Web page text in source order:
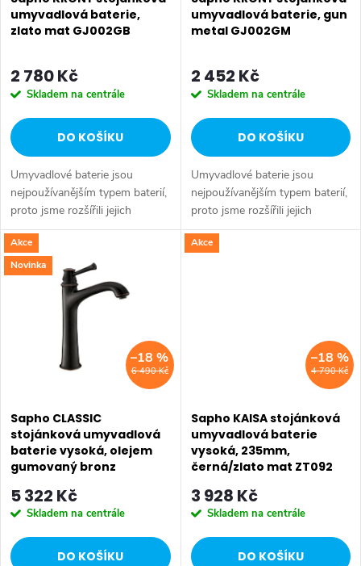
r
d
u
k
t
ů
p
r
o
d
u
k
t
ů
umyvadlová baterie,
zlato mat GJ002GB
2 780 Kč
Skladem na centrále
DO KOŠÍKU
Umyvadlové baterie jsou
nejpoužívanějším typem baterií,
proto jsme rozšířili jejich
nabídku. Lze je kombinovat s
termostatickými bateriemi do
sprchového koutu, či se...
umyvadlová baterie, gun
metal GJ002GM
2 452 Kč
Skladem na centrále
DO KOŠÍKU
Umyvadlové baterie jsou
nejpoužívanějším typem baterií,
proto jsme rozšířili jejich
nabídku. Lze je kombinovat s
termostatickými bateriemi do
Akce
Novinka
6 490 Kč
–18 %
Sapho CLASSIC
stojánková umyvadlová
baterie vysoká, olejem
gumovaný bronz
5 322 Kč
Skladem na centrále
DO KOŠÍKU
Akce
4 790 Kč
–18 %
Sapho KAISA stojánková
umyvadlová baterie
vysoká, 235mm,
černá/zlato mat ZT092
3 928 Kč
Skladem na centrále
DO KOŠÍKU